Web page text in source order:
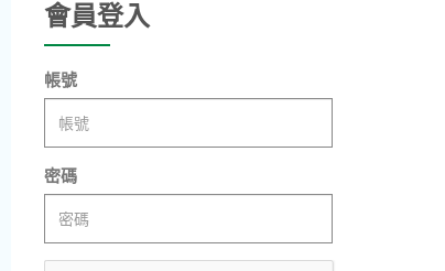
會員登入
帳號
密碼